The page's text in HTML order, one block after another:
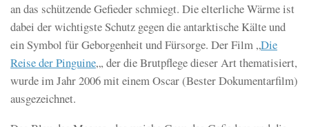
an das schützende Gefieder schmiegt. Die elterliche Wärme ist
dabei der wichtigste Schutz gegen die antarktische Kälte und
ein Symbol für Geborgenheit und Fürsorge. Der Film „Die
Reise der Pinguine„, der die Brutpflege dieser Art thematisiert,
wurde im Jahr 2006 mit einem Oscar (Bester Dokumentarfilm)
ausgezeichnet.